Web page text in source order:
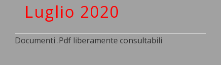
Luglio 2020
Documenti .Pdf liberamente consultabili